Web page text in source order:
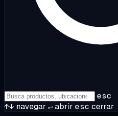
esc
↑↓ navegar ↵abrir esc cerrar